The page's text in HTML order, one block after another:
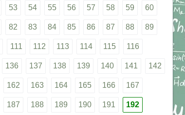
53 54 55 56 57 58 59 60
82 83 84 85 86 87 88 89
111 112 113 114 115 116
136 137 138 139 140 141 142
162 163 164 165 166 167
187 188 189 190 191 192